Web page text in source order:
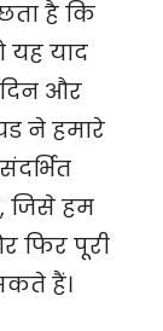
है कि
यह याद
और
ने हमारे
जिसे हम
फिर पूरी
हैं।